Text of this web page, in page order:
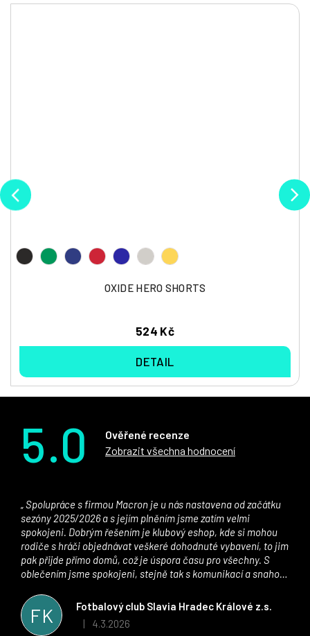
OXIDE HERO SHORTS
524 Kč
DETAIL
5.0
Ověřené recenze
Zobrazit všechna hodnocení
FK
Fotbalový club Slavia Hradec Králové z.s.
Hodnocení obchodu je 5 z 5 hvězdiček.
| 4.3.2026
sezóny 2025/2026 a s jejím plněním jsme zatím velmi
spokojeni. Dobrým řešením je klubový eshop, kde si mohou
rodiče s hráči objednávat veškeré dohodnuté vybavení, to jim
pak přijde přímo domů, což je úspora času pro všechny. S
oblečením jsme spokojeni, stejně tak s komunikací a snahou
stran. Věříme, že v tomto duchu bude spolupráce pokračovat
i nadále, nyní už začínáme řešit i první sady dresů ;)